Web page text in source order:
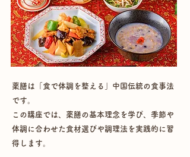
薬膳は「食で体調を整える」中国伝統の食事法
です。
この講座では、薬膳の基本理念を学び、季節や
体調に合わせた食材選びや調理法を実践的に習
得します。